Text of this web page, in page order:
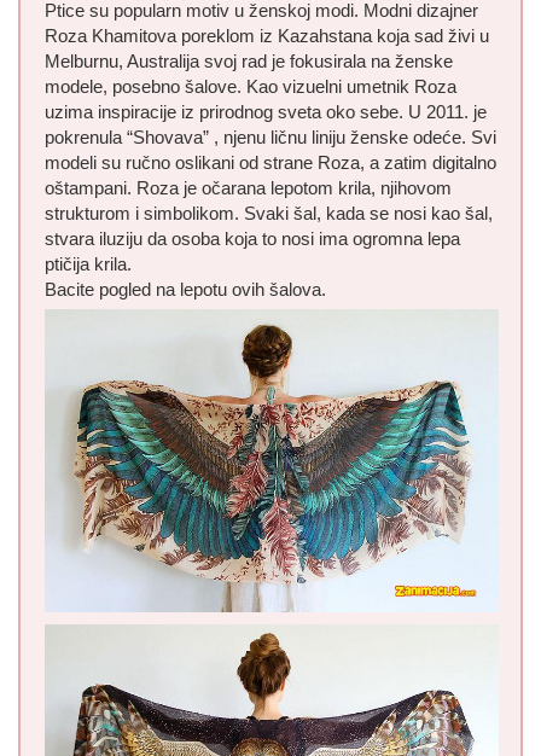
Ptice su popularn motiv u ženskoj modi. Modni dizajner
Roza Khamitova poreklom iz Kazahstana koja sad živi u
Melburnu, Australija svoj rad je fokusirala na ženske
modele, posebno šalove. Kao vizuelni umetnik Roza
uzima inspiracije iz prirodnog sveta oko sebe. U 2011. je
pokrenula “Shovava” , njenu ličnu liniju ženske odeće. Svi
modeli su ručno oslikani od strane Roza, a zatim digitalno
oštampani. Roza je očarana lepotom krila, njihovom
strukturom i simbolikom. Svaki šal, kada se nosi kao šal,
stvara iluziju da osoba koja to nosi ima ogromna lepa
ptičija krila.
Bacite pogled na lepotu ovih šalova.